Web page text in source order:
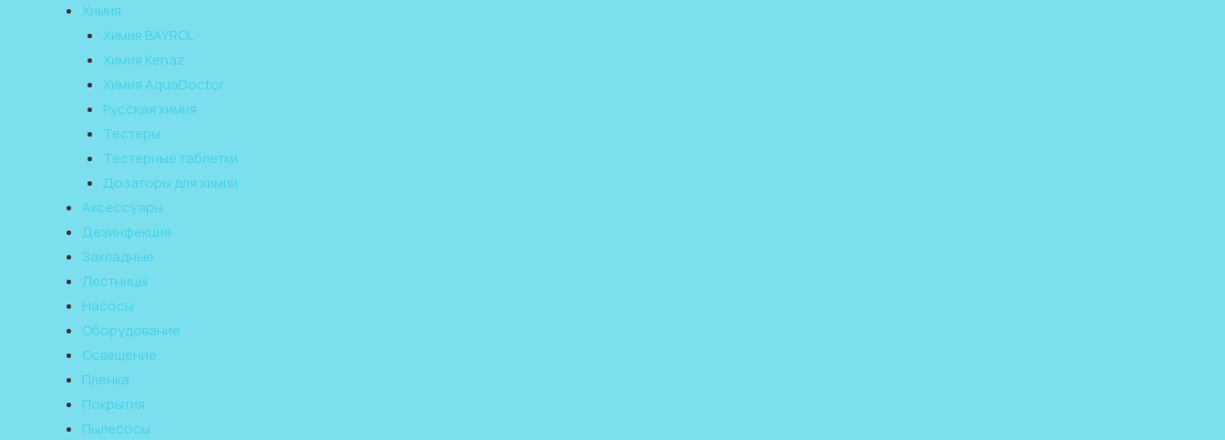
Химия
Химия BAYROL
Химия Kenaz
Химия AquaDoctor
Русская химия
Тестеры
Тестерные таблетки
Дозаторы для химии
Аксессуары
Дезинфекция
Закладные
Лестницы
Насосы
Оборудование
Освещение
Пленка
Покрытия
Пылесосы